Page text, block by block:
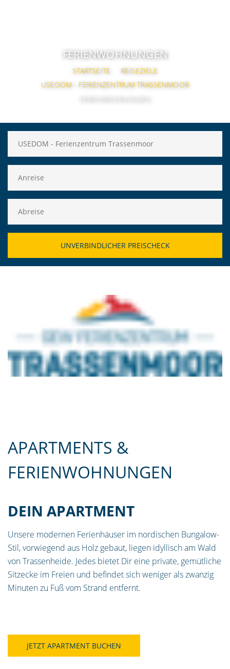
FERIENWOHNUNGEN
STARTSEITE
REISEZIELE
USEDOM - FERIENZENTRUM TRASSENMOOR
FERIENWOHNUNGEN
APARTMENTS &
FERIENWOHNUNGEN
DEIN APARTMENT
Unsere modernen Ferienhäuser im nordischen Bungalow-
Stil, vorwiegend aus Holz gebaut, liegen idyllisch am Wald
von Trassenheide. Jedes bietet Dir eine private, gemütliche
Sitzecke im Freien und befindet sich weniger als zwanzig
Minuten zu Fuß vom Strand entfernt.
JETZT APARTMENT BUCHEN